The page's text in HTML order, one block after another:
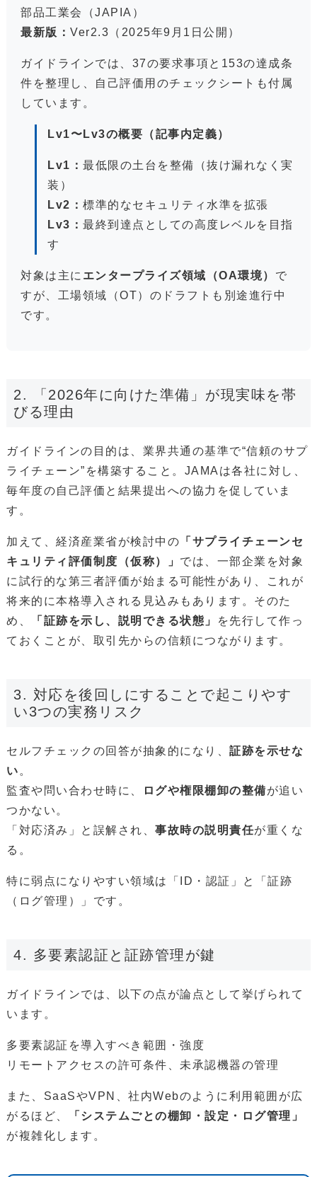
部品工業会（JAPIA）
最新版： Ver2.3（2025年9月1日公開）
ガイドラインでは、37の要求事項と153の達成条
件を整理し、自己評価用のチェックシートも付属
しています。
Lv1〜Lv3の概要（記事内定義）
Lv1： 最低限の土台を整備（抜け漏れなく実
装）
Lv2： 標準的なセキュリティ水準を拡張
Lv3： 最終到達点としての高度レベルを目指
す
対象は主に エンタープライズ領域（OA環境） で
すが、工場領域（OT）のドラフトも別途進行中
です。
2. 「2026年に向けた準備」が現実味を帯
びる理由
ガイドラインの目的は、業界共通の基準で“信頼のサプ
ライチェーン”を構築すること。JAMAは各社に対し、
毎年度の自己評価と結果提出への協力を促していま
す。
加えて、経済産業省が検討中の 「サプライチェーンセ
キュリティ評価制度（仮称）」 では、一部企業を対象
に試行的な第三者評価が始まる可能性があり、これが
将来的に本格導入される見込みもあります。そのた
め、
「証跡を示し、説明できる状態」
を先行して作っ
ておくことが、取引先からの信頼につながります。
3. 対応を後回しにすることで起こりやす
い3つの実務リスク
セルフチェックの回答が抽象的になり、 証跡を示せな
い。
監査や問い合わせ時に、
ログや権限棚卸の整備が追い
つかない。
「対応済み」と誤解され、 事故時の説明責任が重くな
る。
特に弱点になりやすい領域は「ID・認証」と「証跡
（ログ管理）」です。
4. 多要素認証と証跡管理が鍵
ガイドラインでは、以下の点が論点として挙げられて
います。
多要素認証を導入すべき範囲・強度
リモートアクセスの許可条件、未承認機器の管理
また、SaaSやVPN、社内Webのように利用範囲が広
がるほど、
「システムごとの棚卸・設定・ログ管理」
が複雑化します。